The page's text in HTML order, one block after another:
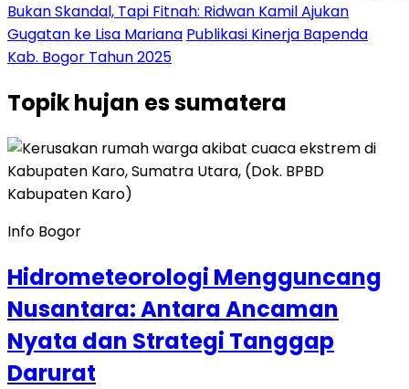
Bukan Skandal, Tapi Fitnah: Ridwan Kamil Ajukan
Gugatan ke Lisa Mariana Publikasi Kinerja Bapenda
Kab. Bogor Tahun 2025
Topikhujan es sumatera
Info Bogor
Hidrometeorologi Mengguncang
Nusantara: Antara Ancaman
Nyata dan Strategi Tanggap
Darurat